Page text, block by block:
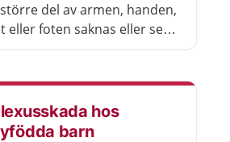
del av armen, handen,
eller foten saknas eller ser
minskas med hjälpmedel,
träning eller operation.
hos
barn